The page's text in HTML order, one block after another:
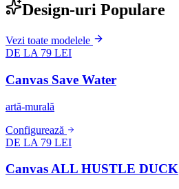
Design-uri Populare
Vezi toate modelele
DE LA 79 LEI
Canvas Save Water
artă-murală
Configurează
DE LA 79 LEI
Canvas ALL HUSTLE DUCK